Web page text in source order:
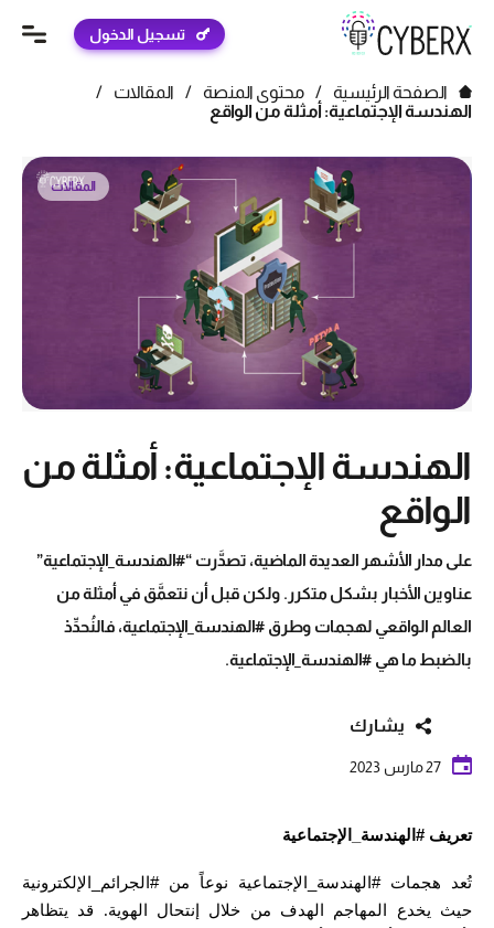
تسجيل الدخول
الصفحة الرئيسية / محتوى المنصة / المقالات
/
الهندسة الإجتماعية: أمثلة من الواقع
المقالات
الهندسة الإجتماعية: أمثلة من
الواقع
على مدار الأشهر العديدة الماضية، تصدَّرت “#الهندسة_الإجتماعية”
عناوين الأخبار بشكل متكرر. ولكن قبل أن نتعمَّق في أمثلة من
العالم الواقعي لهجمات وطرق #الهندسة_الإجتماعية، فالنُحدِّدْ
بالضبط ما هي #الهندسة_الإجتماعية.
يشارك
27 مارس 2023
تعريف #الهندسة_الإجتماعية
تُعد هجمات #الهندسة_الإجتماعية نوعاً من #الجرائم_الإلكترونية
حيث يخدع المهاجم الهدف من خلال إنتحال الهوية. قد يتظاهر